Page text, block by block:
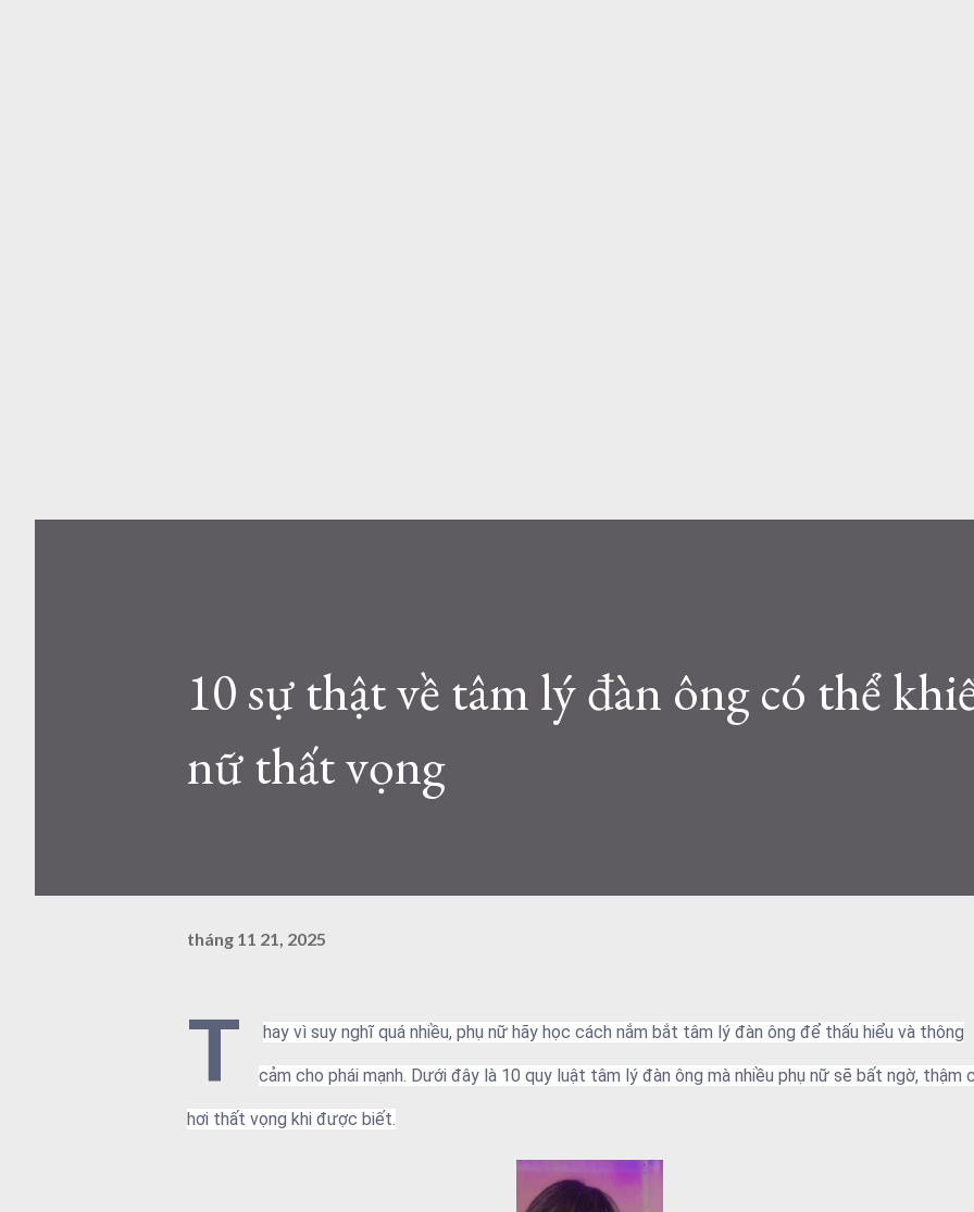
10 sự thật về tâm lý đàn ông có thể
nữ thất vọng
tháng 11 21, 2025
T hay vì suy nghĩ quá nhiều, phụ nữ hãy học cách nắm bắt tâm lý đàn ông để thấu hiểu và thông
cảm cho phái mạnh. Dưới đây là 10 quy luật tâm lý đàn ông mà nhiều phụ nữ sẽ bất ngờ, thậm
hơi thất vọng khi được biết.